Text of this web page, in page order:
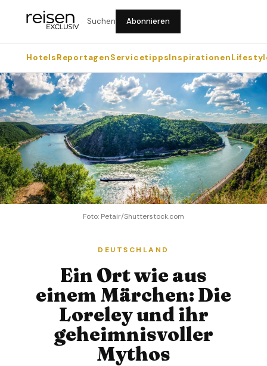
Suchen Abonnieren
HotelsReportagenServicetippsInspirationen
Foto: Petair/Shutterstock.com
DEUTSCHLAND
Ein Ort wie aus
einem Märchen: Die
Loreley und ihr
geheimnisvoller
Mythos